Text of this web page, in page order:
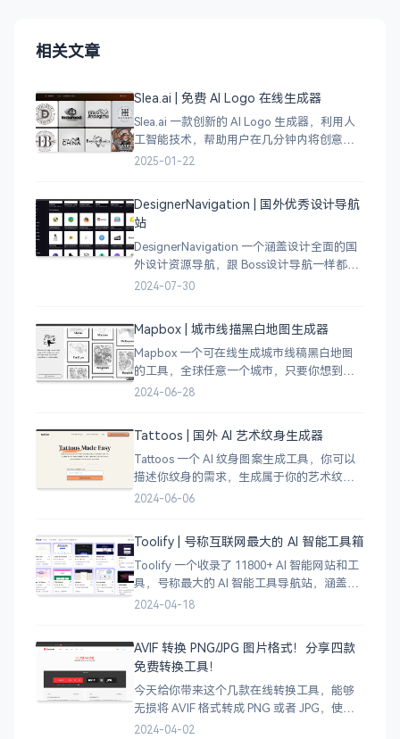
相关文章
Slea.ai | 免费 AI Logo 在线生成器
Slea.ai 一款创新的 AI Logo 生成器，利用人
工智能技术，帮助用户在几分钟内将创意变
成精美的品牌 Logo。无论你是初创企业、电
2025-01-22
DesignerNavigation | 国外优秀设计导航
站
DesignerNavigation 一个涵盖设计全面的国
外设计资源导航，跟 Boss设计导航一样都是
分门别类的划分设计灵感、资讯、UI 资源、
2024-07-30
Mapbox | 城市线描黑白地图生成器
Mapbox 一个可在线生成城市线稿黑白地图
的工具，全球任意一个城市，只要你想到的
城市，直接搜索城市名称，自动生成该城市
成了
2024-06-28
Tattoos | 国外 AI 艺术纹身生成器
Tattoos 一个 AI 纹身图案生成工具，你可以
描述你纹身的需求，生成属于你的艺术纹身
图案，通过艺术表达自己，让纹身不仅仅是
2024-06-06
Toolify | 号称互联网最大的 AI 智能工具箱
Toolify 一个收录了 11800+ AI 智能网站和工
具，号称最大的 AI 智能工具导航站，涵盖了
AI 图像、AI 写作、AI 音视频工具、聊天机器
2024-04-18
AVIF 转换 PNG/JPG 图片格式！分享四款
免费转换工具！
今天给你带来这个几款在线转换工具，能够
无损将 AVIF 格式转成 PNG 或者 JPG，使用
很简单，只需将 AVIF 图像拖拽上传即可完成
2024-04-02